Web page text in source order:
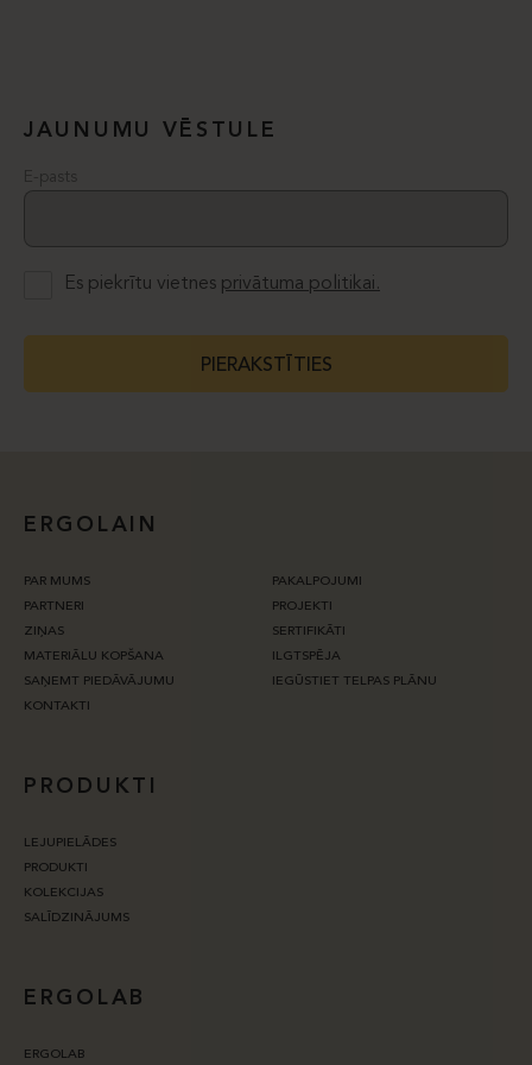
JAUNUMU VĒSTULE
E-pasts
Es piekrītu vietnes privātuma politikai.
PIERAKSTĪTIES
ERGOLAIN
PAR MUMS
PAKALPOJUMI
PARTNERI
PROJEKTI
ZIŅAS
SERTIFIKĀTI
MATERIĀLU KOPŠANA
ILGTSPĒJA
SAŅEMT PIEDĀVĀJUMU
IEGŪSTIET TELPAS PLĀNU
KONTAKTI
PRODUKTI
LEJUPIELĀDES
PRODUKTI
KOLEKCIJAS
SALĪDZINĀJUMS
ERGOLAB
ERGOLAB